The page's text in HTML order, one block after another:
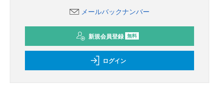
メールバックナンバー
新規会員登録 無料
ログイン